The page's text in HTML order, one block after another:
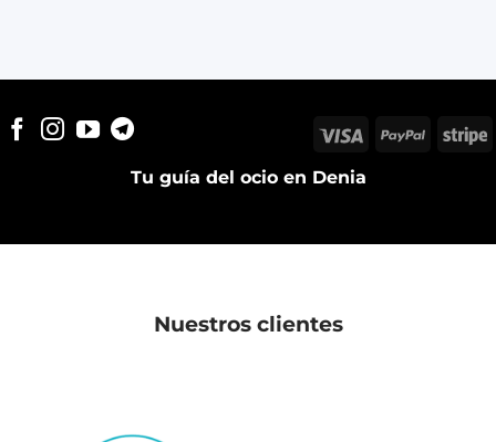
Tu guía del ocio en Denia
Visa PayPal
Nuestros clientes